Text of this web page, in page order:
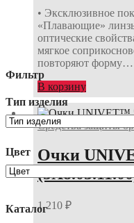
• Эксклюзивное
«Плавающие»
оптические
мягкое
повторяют форму…
В корзину
Средства защиты
Очки
1 210 ₽
Фильтр
Тип изделия
Цвет
Каталог